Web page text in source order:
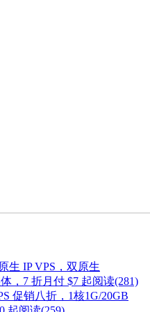
生 IP VPS，双原生
，7 折月付 $7 起阅读(281)
促销八折，1核1G/20GB